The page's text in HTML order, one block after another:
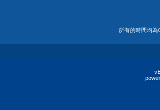
所有的時間均為